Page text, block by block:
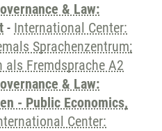
& Law:
- International Center:
Sprachenzentrum;
als Fremdsprache A2
& Law:
- Public Economics,
Center: